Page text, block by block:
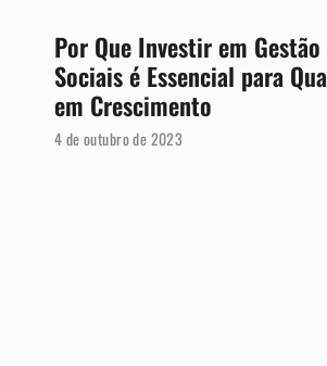
Por Que Investir em Gestão
Sociais é Essencial para
em Crescimento
4 de outubro de 2023